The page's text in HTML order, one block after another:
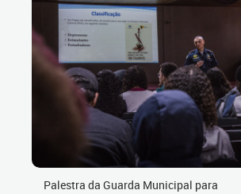
Palestra da Guarda Municipal para